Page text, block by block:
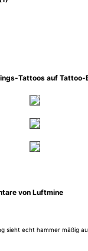
Tattoos auf
von Luftmine
sieht echt hammer mäßig